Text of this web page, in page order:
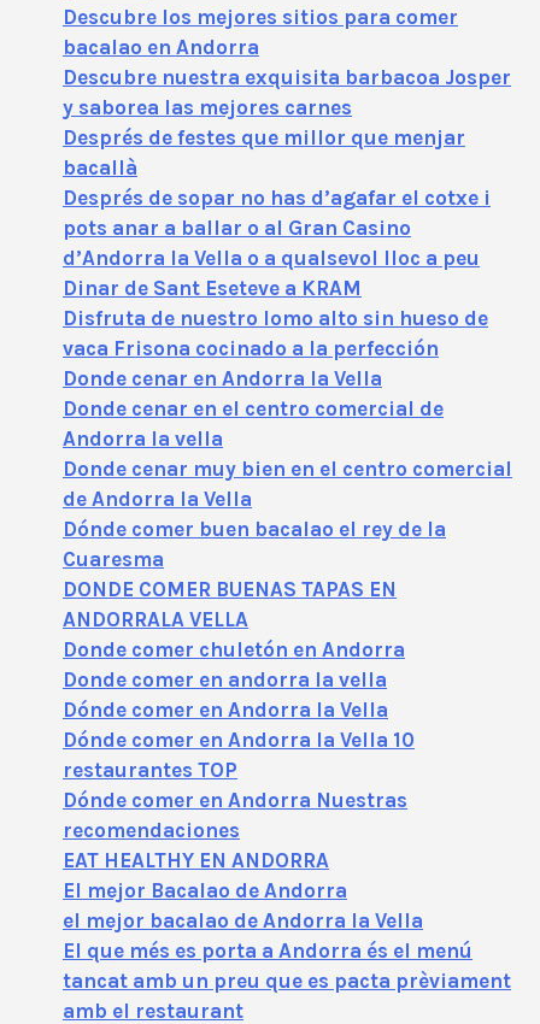
Descubre los mejores sitios para comer
bacalao en Andorra
Descubre nuestra exquisita barbacoa Josper
y saborea las mejores carnes
Després de festes que millor que menjar
bacallà
Després de sopar no has d’agafar el cotxe i
pots anar a ballar o al Gran Casino
d’Andorra la Vella o a qualsevol lloc a peu
Dinar de Sant Eseteve a KRAM
Disfruta de nuestro lomo alto sin hueso de
vaca Frisona cocinado a la perfección
Donde cenar en Andorra la Vella
Donde cenar en el centro comercial de
Andorra la vella
Donde cenar muy bien en el centro comercial
de Andorra la Vella
Dónde comer buen bacalao el rey de la
Cuaresma
DONDE COMER BUENAS TAPAS EN
ANDORRALA VELLA
Donde comer chuletón en Andorra
Donde comer en andorra la vella
Dónde comer en Andorra la Vella
Dónde comer en Andorra la Vella 10
restaurantes TOP
Dónde comer en Andorra Nuestras
recomendaciones
EAT HEALTHY EN ANDORRA
El mejor Bacalao de Andorra
el mejor bacalao de Andorra la Vella
El que més es porta a Andorra és el menú
tancat amb un preu que es pacta prèviament
amb el restaurant